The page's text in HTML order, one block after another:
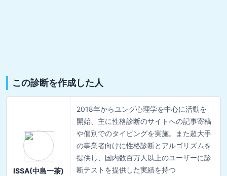
この診断を作成した人
ISSA(中島一茶)
2018年からユング心理学を中心に活動を
開始、主に性格診断のサイトへの記事寄稿
や個別でのタイピングを実施。また超大手
の事業者向けに性格診断とアルゴリズムを
提供し、国内数百万人以上のユーザーに診
断テストを提供した実績を持つ